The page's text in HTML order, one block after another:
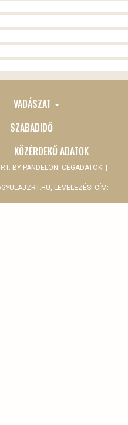
VADÁSZAT
SZABADIDŐ
KÖZÉRDEKŰ ADATOK
BY PANDELON CÉGADATOK
, LEVELEZÉSI CÍM: